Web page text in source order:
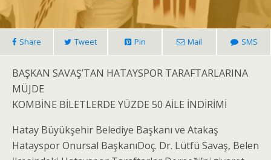
Share Tweet Pin Mail SMS
BAŞKAN SAVAŞ’TAN HATAYSPOR TARAFTARLARINA
MÜJDE
KOMBİNE BİLETLERDE YÜZDE 50 AİLE İNDİRİMİ
Hatay Büyükşehir Belediye Başkanı ve Atakaş
Hatayspor Onursal BaşkanıDoç. Dr. Lütfü Savaş, Belen